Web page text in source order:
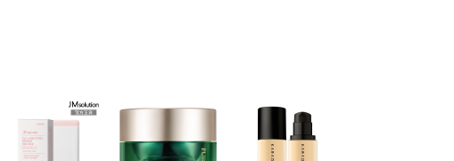
１．透過由恩沛科技股份有限公司提供之「AFTEE先享後付」服務完成之
交易，需依本服務之必要範圍內提供個人資料，並將交易相關給付款項請
求債權轉讓予恩沛科技股份有限公司。
7-11取貨付款
每筆NT$65，滿NT$490(含以上)免運費